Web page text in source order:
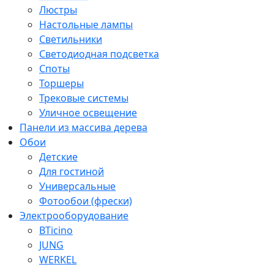
Люстры
Настольные лампы
Светильники
Светодиодная подсветка
Споты
Торшеры
Трековые системы
Уличное освещение
Панели из массива дерева
Обои
Детские
Для гостиной
Универсальные
Фотообои (фрески)
Электрооборудование
BTicino
JUNG
WERKEL